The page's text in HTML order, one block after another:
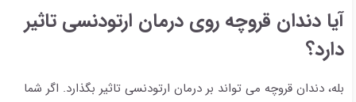
آیا دندان قروچه روی درمان ارتودنسی تاثیر
دارد؟
بله، دندان قروچه می تواند بر درمان ارتودنسی تاثیر بگذارد. اگر شما